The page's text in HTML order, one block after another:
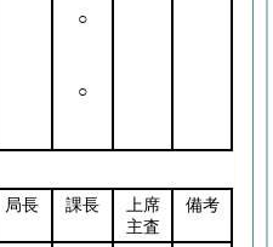
○
○
局長 課長
上席
主査
備考